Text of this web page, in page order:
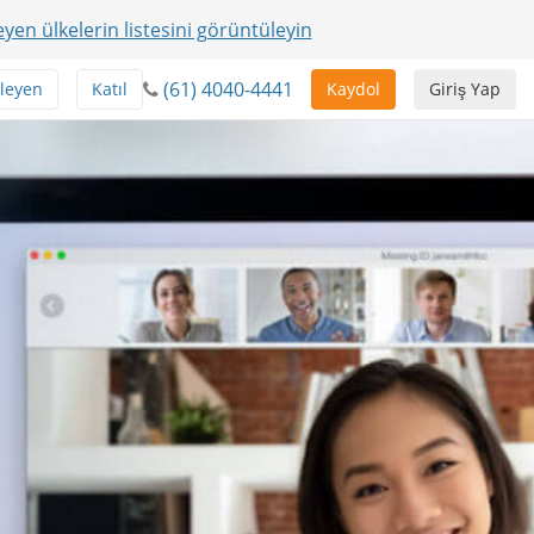
ülkelerin listesini görüntüleyin
Giriş Yap
Kaydol
(61) 4040-4441
Katıl